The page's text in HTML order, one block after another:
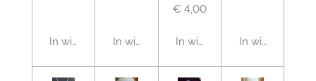
In winkelwagenIn winkelwagen
€ 4,00
In winkelwagenIn winkelwagen